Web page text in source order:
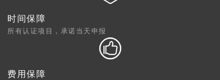
时间保障
所有认证项目，承诺当天申报
费用保障